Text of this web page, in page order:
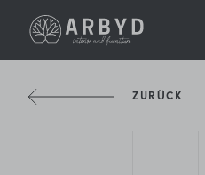
ZURÜCK